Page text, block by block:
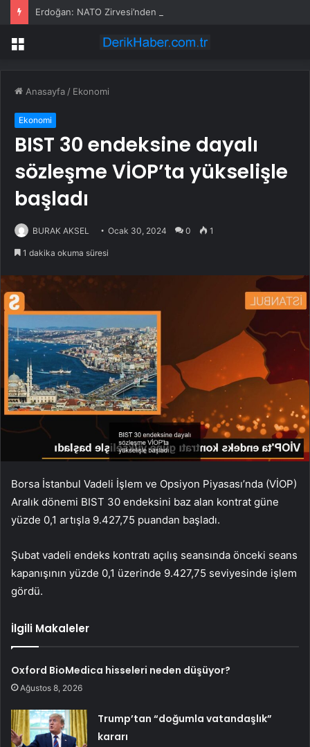
Menü
Anasayfa / Ekonomi
Ekonomi
BIST 30 endeksine dayalı
sözleşme VİOP’ta yükselişle
başladı
BURAK AKSEL Ocak 30, 2024 0 1
1 dakika okuma süresi
Borsa İstanbul Vadeli İşlem ve Opsiyon Piyasası’nda (VİOP)
Aralık dönemi BIST 30 endeksini baz alan kontrat güne
yüzde 0,1 artışla 9.427,75 puandan başladı.
Şubat vadeli endeks kontratı açılış seansında önceki seans
kapanışının yüzde 0,1 üzerinde 9.427,75 seviyesinde işlem
gördü.
İlgili Makaleler
Oxford BioMedica hisseleri neden düşüyor?
Ağustos 8, 2026
Trump’tan “doğumla vatandaşlık”
kararı